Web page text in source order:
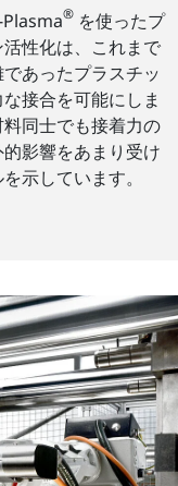
® を使ったプ
性化は、これまで
あったプラスチッ
接合を可能にしま
同士でも接着力の
影響をあまり受け
示しています。